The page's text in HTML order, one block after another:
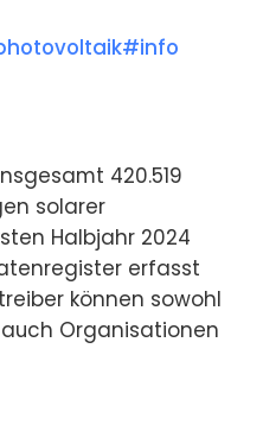
420.519
solarer
Halbjahr 2024
erfasst
können sowohl
Organisationen